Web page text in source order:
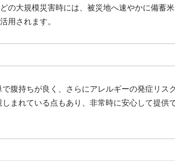
の大規模災害時には、被災地へ速やかに備蓄米
用されます。
腹持ちが良く、さらにアレルギーの発症リス
まれている点もあり、非常時に安心して提供